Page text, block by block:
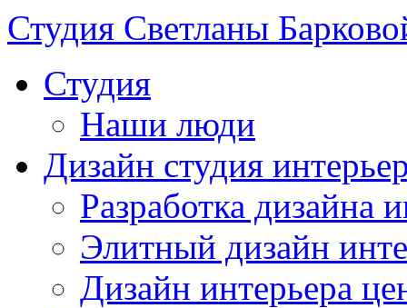
Студия Светланы
Студия
Наши люди
Дизайн студия
Разработка дизайна
Элитный дизайн
Дизайн интерьера